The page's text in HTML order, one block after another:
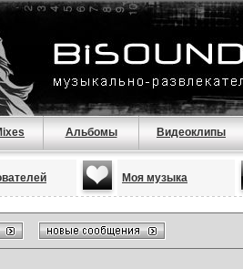
Альбомы Видеоклипы
Моя музыка